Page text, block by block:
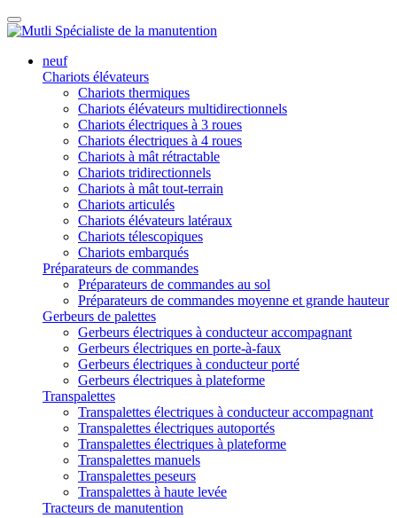
neuf
Chariots élévateurs
Chariots thermiques
Chariots élévateurs multidirectionnels
Chariots électriques à 3 roues
Chariots électriques à 4 roues
Chariots à mât rétractable
Chariots tridirectionnels
Chariots à mât tout-terrain
Chariots articulés
Chariots élévateurs latéraux
Chariots télescopiques
Chariots embarqués
Préparateurs de commandes
Préparateurs de commandes au sol
Préparateurs de commandes moyenne et grande hauteur
Gerbeurs de palettes
Gerbeurs électriques à conducteur accompagnant
Gerbeurs électriques en porte-à-faux
Gerbeurs électriques à conducteur porté
Gerbeurs électriques à plateforme
Transpalettes
Transpalettes électriques à conducteur accompagnant
Transpalettes électriques autoportés
Transpalettes électriques à plateforme
Transpalettes manuels
Transpalettes peseurs
Transpalettes à haute levée
Tracteurs de manutention